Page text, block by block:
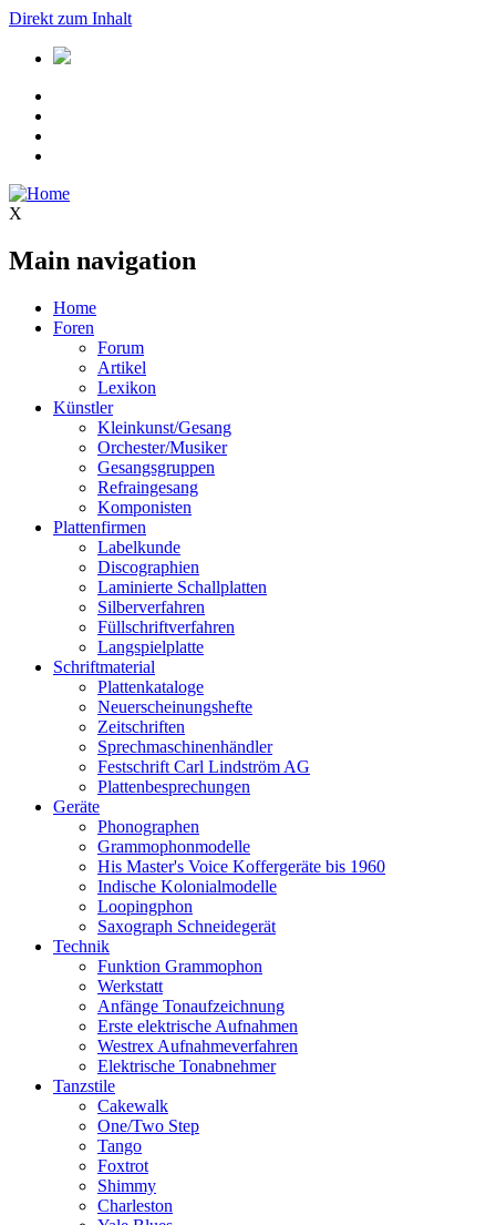
Direkt zum Inhalt
X
Main navigation
Home
Foren
Forum
Artikel
Lexikon
Künstler
Kleinkunst/Gesang
Orchester/Musiker
Gesangsgruppen
Refraingesang
Komponisten
Plattenfirmen
Labelkunde
Discographien
Laminierte Schallplatten
Silberverfahren
Füllschriftverfahren
Langspielplatte
Schriftmaterial
Plattenkataloge
Neuerscheinungshefte
Zeitschriften
Sprechmaschinenhändler
Festschrift Carl Lindström AG
Plattenbesprechungen
Geräte
Phonographen
Grammophonmodelle
His Master's Voice Koffergeräte bis 1960
Indische Kolonialmodelle
Loopingphon
Saxograph Schneidegerät
Technik
Funktion Grammophon
Werkstatt
Anfänge Tonaufzeichnung
Erste elektrische Aufnahmen
Westrex Aufnahmeverfahren
Elektrische Tonabnehmer
Tanzstile
Cakewalk
One/Two Step
Tango
Foxtrot
Shimmy
Charleston